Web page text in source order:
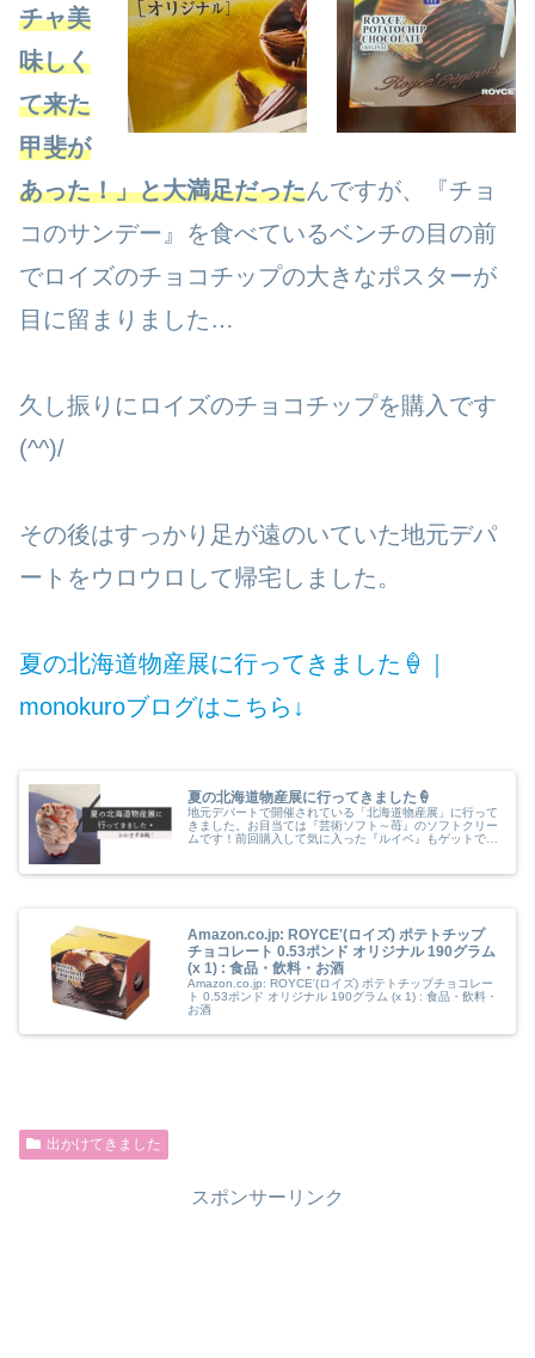
チャ美
味しく
て来た
甲斐が
あった！」と大満足だったんですが、『チョ
コのサンデー』を食べているベンチの目の前
でロイズのチョコチップの大きなポスターが
目に留まりました…
久し振りにロイズのチョコチップを購入です
(^^)/
その後はすっかり足が遠のいていた地元デパ
ートをウロウロして帰宅しました。
夏の北海道物産展に行ってきました🍦｜
monokuroブログはこちら↓
夏の北海道物産展に行ってきました🍦
地元デパートで開催されている「北海道物産展」に行って
きました。お目当ては『芸術ソフト～苺』のソフトクリー
ムです！前回購入して気に入った『ルイベ』もゲットで
Amazon.co.jp: ROYCE'(ロイズ) ポテトチップ
チョコレート 0.53ポンド オリジナル 190グラム
(x 1) : 食品・飲料・お酒
Amazon.co.jp: ROYCE'(ロイズ) ポテトチップチョコレー
ト 0.53ポンド オリジナル 190グラム (x 1) : 食品・飲料・
お酒
出かけてきました
スポンサーリンク